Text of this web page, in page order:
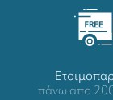
πάνω απο